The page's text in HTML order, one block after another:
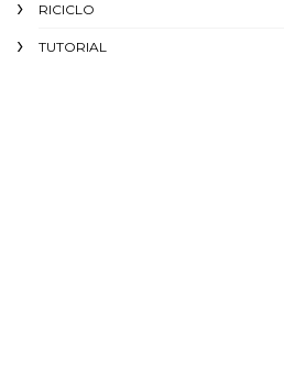
RICICLO
TUTORIAL